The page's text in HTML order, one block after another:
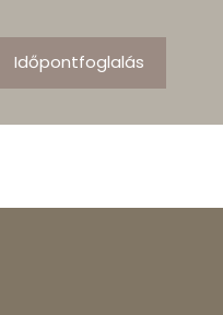
Időpontfoglalás